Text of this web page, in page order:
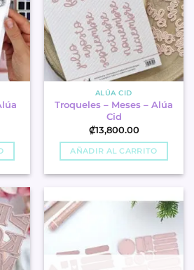
ALÚA CID
Troqueles – Meses – Alúa
Cid
₡13,800.00
AÑADIR AL CARRITO